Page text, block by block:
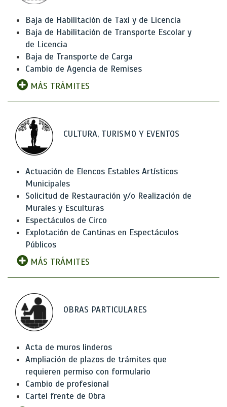
Baja de Habilitación de Taxi y de Licencia
Baja de Habilitación de Transporte Escolar y
de Licencia
Baja de Transporte de Carga
Cambio de Agencia de Remises
MÁS TRÁMITES
CULTURA, TURISMO Y EVENTOS
Actuación de Elencos Estables Artísticos
Municipales
Solicitud de Restauración y/o Realización de
Murales y Esculturas
Espectáculos de Circo
Explotación de Cantinas en Espectáculos
Públicos
MÁS TRÁMITES
OBRAS PARTICULARES
Acta de muros linderos
Ampliación de plazos de trámites que
requieren permiso con formulario
Cambio de profesional
Cartel frente de Obra